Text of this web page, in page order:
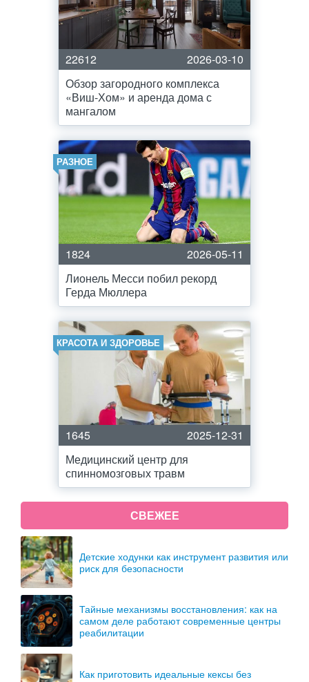
22612
2026-03-10
Обзор загородного комплекса
«Виш-Хом» и аренда дома с
мангалом
РАЗНОЕ
1824
2026-05-11
Лионель Месси побил рекорд
Герда Мюллера
КРАСОТА И ЗДОРОВЬЕ
1645
2025-12-31
Медицинский центр для
спинномозговых травм
СВЕЖЕЕ
Детские ходунки как инструмент развития или
риск для безопасности
Тайные механизмы восстановления: как на
самом деле работают современные центры
реабилитации
Как приготовить идеальные кексы без